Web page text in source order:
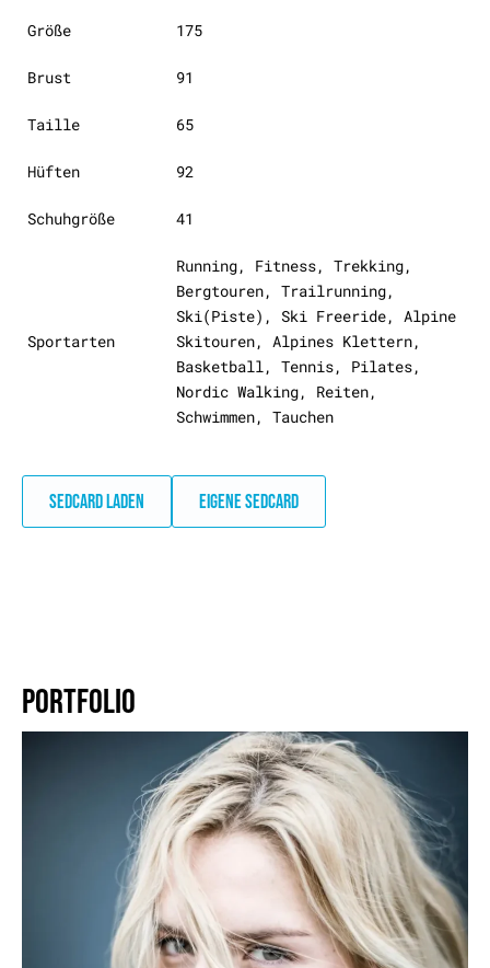
Größe 175
Brust 91
Taille 65
Hüften 92
Schuhgröße 41
Sportarten
Running, Fitness, Trekking,
Bergtouren, Trailrunning,
Ski(Piste), Ski Freeride, Alpine
Skitouren, Alpines Klettern,
Basketball, Tennis, Pilates,
Nordic Walking, Reiten,
Schwimmen, Tauchen
SEDCARD LADEN EIGENE SEDCARD
PORTFOLIO